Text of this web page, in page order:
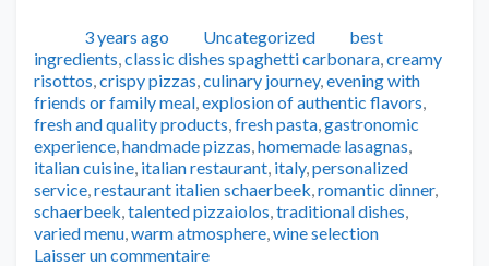
Publié3 years ago Catégories
Uncategorized Tags
best
ingredients,classic dishes spaghetti carbonara,creamy
risottos,crispy pizzas,culinary journey,evening with
friends or family meal,explosion of authentic flavors,
fresh and quality products,fresh pasta,gastronomic
experience,handmade pizzas,homemade lasagnas,
italian cuisine, italian restaurant, italy,personalized
service,restaurant italien schaerbeek,romantic dinner,
schaerbeek,talented pizzaiolos,traditional dishes,
varied menu,warm atmosphere,wine selection
Laisser un commentaire